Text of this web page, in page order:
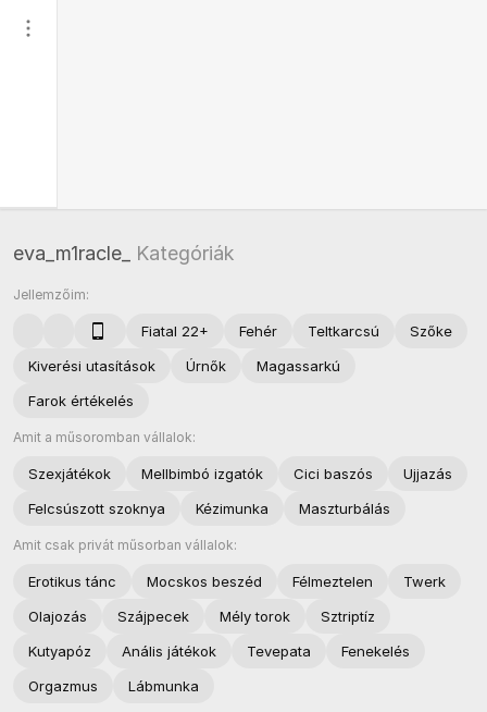
eva_m1racle_ Kategóriák
Jellemzőim:
Fiatal 22+ Fehér Teltkarcsú
Szőke
Kiverési utasítások
Úrnők
Magassarkú
Farok értékelés
Amit a műsoromban vállalok:
Szexjátékok Mellbimbó izgatók Cici baszós
Ujjazás
Felcsúszott szoknya
Kézimunka Maszturbálás
Amit csak privát műsorban vállalok:
Erotikus tánc Mocskos beszéd Félmeztelen
Twerk
Olajozás
Szájpecek Mély torok
Sztriptíz
Kutyapóz
Anális játékok Tevepata
Fenekelés
Orgazmus
Lábmunka